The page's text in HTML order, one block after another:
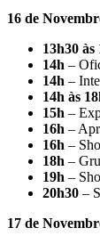
16 de
13h30 às
14h –
14h –
14h às
15h –
16h –
16h –
18h –
19h –
20h30 –
17 de